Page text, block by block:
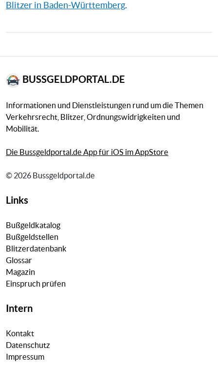
Blitzer in Baden-Württemberg.
BUSSGELDPORTAL.DE
Informationen und Dienstleistungen rund um die Themen
Verkehrsrecht, Blitzer, Ordnungswidrigkeiten und
Mobilität.
Die Bussgeldportal.de App für iOS im AppStore
© 2026 Bussgeldportal.de
Links
Bußgeldkatalog
Bußgeldstellen
Blitzerdatenbank
Glossar
Magazin
Einspruch prüfen
Intern
Kontakt
Datenschutz
Impressum